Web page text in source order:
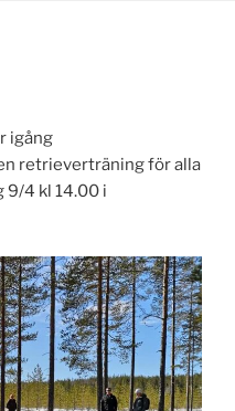
igång
retrieverträning för alla
9/4 kl 14.00 i